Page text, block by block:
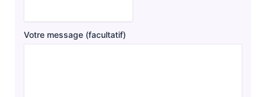
Votre message (facultatif)